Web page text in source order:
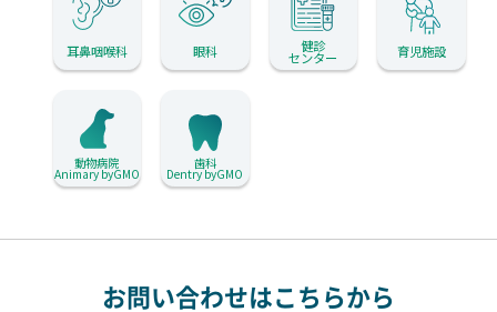
耳鼻咽喉科 眼科 健診
センター 育児施設
動物病院
Animary byGMO
歯科
Dentry byGMO
お問い合わせはこちらから